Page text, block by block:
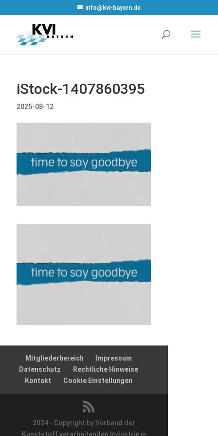
info@kvi-bayern.de
iStock-1407860395
2025-08-12
Mitgliederbereich
Impressum
Datenschutz
Rechtliche Hinweise
Kontakt
Cookie Einstellungen
2024 - Copyright by Verband der
Kunststoff verarbeitenden Industrie in
Cookie Plugin
Cookie Banner